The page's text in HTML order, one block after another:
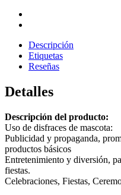
Descripción
Etiquetas
Reseñas
Detalles
Descripción del producto:
Uso de disfraces de mascota:
Publicidad y propaganda,
productos básicos
Entretenimiento y diversión,
fiestas.
Celebraciones, Fiestas,